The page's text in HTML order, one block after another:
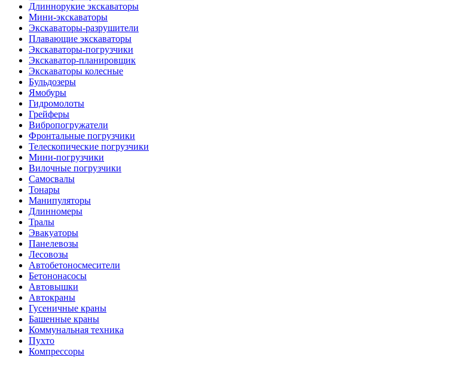
Длиннорукие экскаваторы
Мини-экскаваторы
Экскаваторы-разрушители
Плавающие экскаваторы
Экскаваторы-погрузчики
Экскаватор-планировщик
Экскаваторы колесные
Бульдозеры
Ямобуры
Гидромолоты
Грейферы
Вибро­погружатели
Фронтальные погрузчики
Телескопические погрузчики
Мини-погрузчики
Вилочные погрузчики
Самосвалы
Тонары
Манипуляторы
Длинномеры
Тралы
Эвакуаторы
Панелевозы
Лесовозы
Автобетоно­смесители
Бетононасосы
Автовышки
Автокраны
Гусеничные краны
Башенные краны
Коммунальная техника
Пухто
Компрессоры